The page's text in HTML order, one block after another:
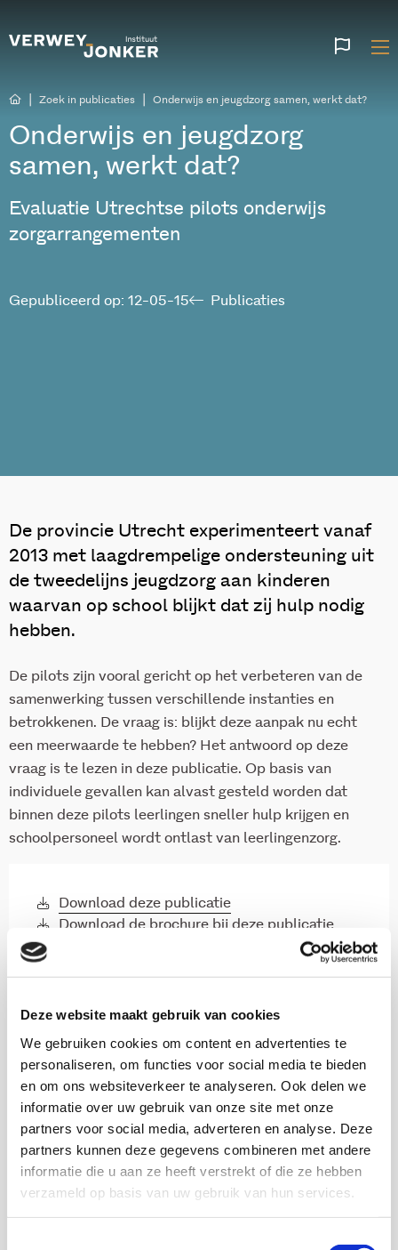
Deze website maakt gebruik van cookies
We gebruiken cookies om content en advertenties te
personaliseren, om functies voor social media te bieden
en om ons websiteverkeer te analyseren. Ook delen we
informatie over uw gebruik van onze site met onze
partners voor social media, adverteren en analyse. Deze
partners kunnen deze gegevens combineren met andere
informatie die u aan ze heeft verstrekt of die ze hebben
verzameld op basis van uw gebruik van hun services.
Zoek in publicaties Onderwijs en jeugdzorg samen, werkt dat?
Onderwijs en jeugdzorg
samen, werkt dat?
Evaluatie Utrechtse pilots onderwijs
zorgarrangementen
Publicaties
Gepubliceerd op: 12-05-15
De provincie Utrecht experimenteert vanaf
2013 met laagdrempelige ondersteuning uit
de tweedelijns jeugdzorg aan kinderen
waarvan op school blijkt dat zij hulp nodig
hebben.
De pilots zijn vooral gericht op het verbeteren van de
samenwerking tussen verschillende instanties en
betrokkenen. De vraag is: blijkt deze aanpak nu echt
een meerwaarde te hebben? Het antwoord op deze
vraag is te lezen in deze publicatie. Op basis van
individuele gevallen kan alvast gesteld worden dat
binnen deze pilots leerlingen sneller hulp krijgen en
schoolpersoneel wordt ontlast van leerlingenzorg.
Download deze publicatie
Download de brochure bij deze publicatie
Onderzoekers
Freek de Meere
Senior onderzoeker en Hoofd onderzoeksgroep sociale
vitaliteit en veiligheid